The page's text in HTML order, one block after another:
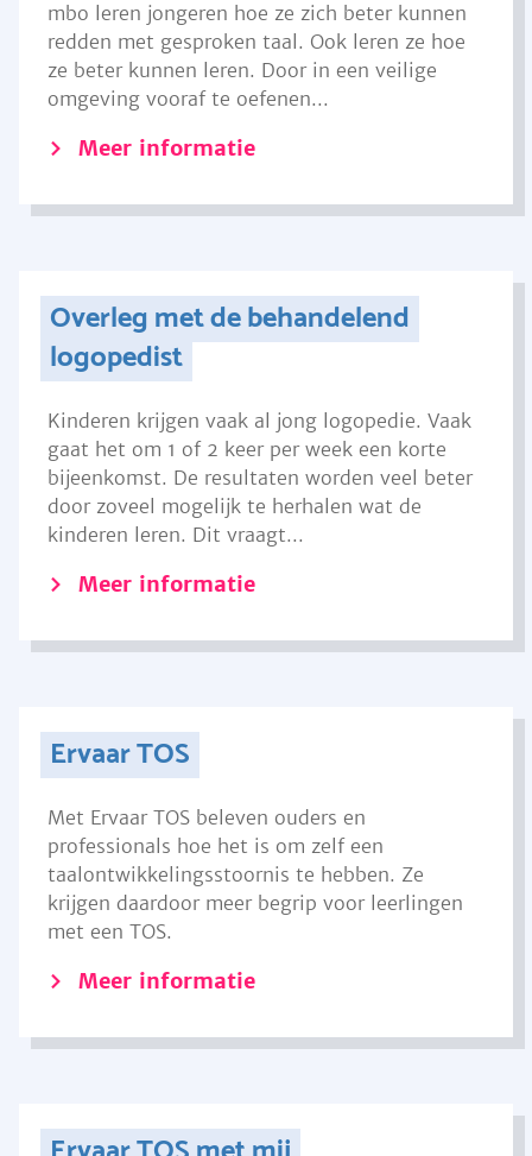
mbo leren jongeren hoe ze zich beter kunnen
redden met gesproken taal. Ook leren ze hoe
ze beter kunnen leren. Door in een veilige
omgeving vooraf te oefenen...
Meer informatie
Overleg met de behandelend
logopedist
Kinderen krijgen vaak al jong logopedie. Vaak
gaat het om 1 of 2 keer per week een korte
bijeenkomst. De resultaten worden veel beter
door zoveel mogelijk te herhalen wat de
kinderen leren. Dit vraagt...
Meer informatie
Ervaar TOS
Met Ervaar TOS beleven ouders en
professionals hoe het is om zelf een
taalontwikkelingsstoornis te hebben. Ze
krijgen daardoor meer begrip voor leerlingen
met een TOS.
Meer informatie